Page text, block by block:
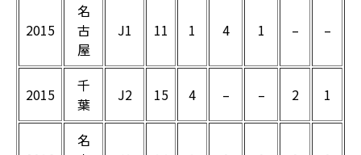
2015
名
古
屋
J1 11 1 4 1 – –
2015
千
葉
J2 15 4 – – 2 1
名